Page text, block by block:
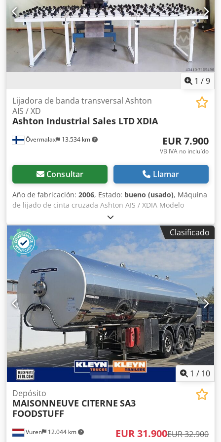
(recargo aproximado de 3500 euros) Incluye mesa de vacío
Incluyendo cinta transportadora Incluyendo computadora
del operador Sistema de cámara visual con IA CCD
inclusivo Dependiendo del número de cabezales 12 - 40
m²/h o más Con 2 personas se pueden conseguir unos 12
m² por hora. Dimensiones de la máquina: 1250 mm x 1750
mm x 1400 mm (largo x ancho x alto) Peso: aprox. 300 kg +
1 /9
Övermalax 13.534 km
Lijadora de banda transversal Ashton
AIS / XD
Ashton Industrial Sales LTDXDIA
EUR 7.900
VB IVA no incluído
Consultar Llamar
Año de fabricación: 2006, Estado: bueno (usado), Máquina
de lijado de cinta cruzada Ashton AIS / XDIA Modelo
AIS/3350 / XDIA N.º de serie XP 20100082 (de Glasmek AB,
Suecia, reacondicionada en 2005) Fabricante: Ashton
Industrial Sales LTD / Reino Unido Año de fabricación:
aproximadamente 2000 Máquina profesional de alto
rendimiento para el lijado de vidrio 2 cintas de diamante
cruzadas Crsdpfeh E T N Eox Apnof Abrasivo de alta
velocidad y cintas de lijado de diamante 400 V, 50 Hz Mesa
con rodillos esféricos para facilitar el desplazamiento de
las placas de vidrio. Dimensiones de la mesa: L x A x A =
3,85 m x 1,20 m x 0,9 m Peso: 600 kg Marcado CE
Clasificado
1 / 10
Vuren 12.044 km
Depósito
MAISONNEUVE CITERNE SA3
FOODSTUFF
EUR 31.900EUR 32.900